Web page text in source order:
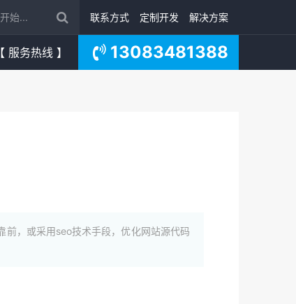
联系方式 定制开发 解决方案
【 服务热线 】 13083481388
前，或采用seo技术手段，优化网站源代码